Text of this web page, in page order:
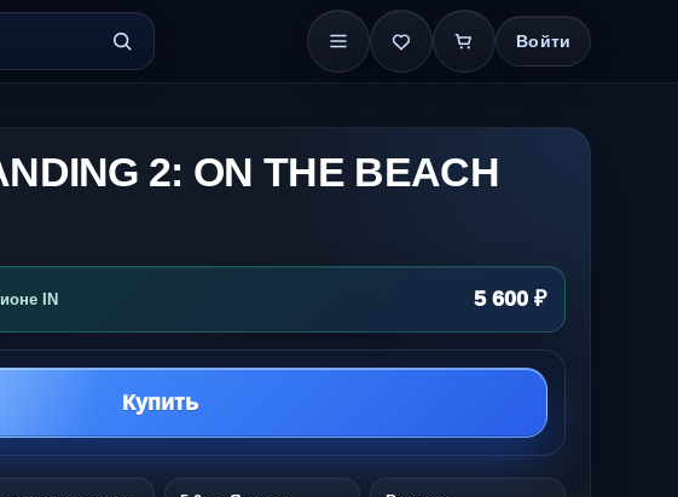
Войти
2: ON THE BEACH
IN 5 600 ₽
Купить